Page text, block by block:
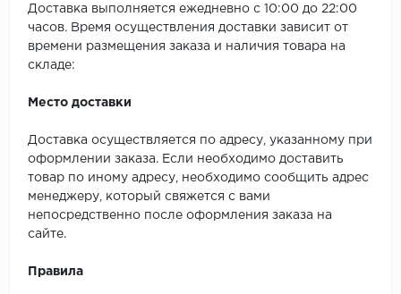
Доставка выполняется ежедневно с 10:00 до 22:00
часов. Время осуществления доставки зависит от
времени размещения заказа и наличия товара на
складе:
Место доставки
Доставка осуществляется по адресу, указанному при
оформлении заказа. Если необходимо доставить
товар по иному адресу, необходимо сообщить адрес
менеджеру, который свяжется с вами
непосредственно после оформления заказа на
сайте.
Правила